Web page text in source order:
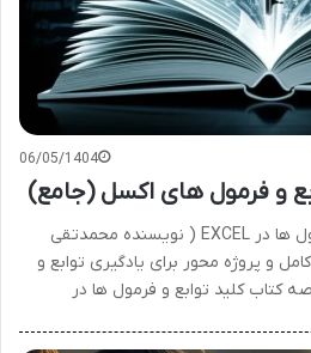
06/05/1404
و فرمول های اکسل (جامع)
خلاصه کتاب کلید توابع و فرمول ها در EXCEL ( نویسنده محمدتقی
و پروژه محور برای یادگیری توابع و
کتاب کلید توابع و فرمول ها در